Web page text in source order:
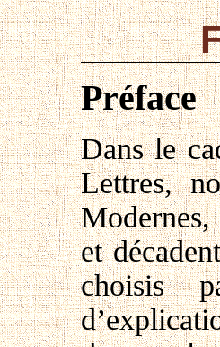
Préface
Dans le
Lettres,
et
choisis